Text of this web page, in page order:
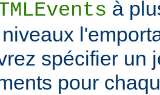
à
spécifier un
pour